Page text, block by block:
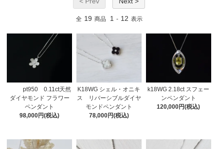
全 19 商品 1 - 12 表示
pt950 0.11ct天然
ダイヤモンド フラワー
ペンダント
98,000円(税込)
K18WG シェル・オニキ
ス リバーシブルダイヤ
モンドペンダント
78,000円(税込)
k18WG 2.18ct スフェー
ンペンダント
120,000円(税込)